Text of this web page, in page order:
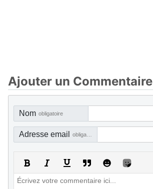
Ajouter un Commentaire
Nom obligatoire
Adresse email